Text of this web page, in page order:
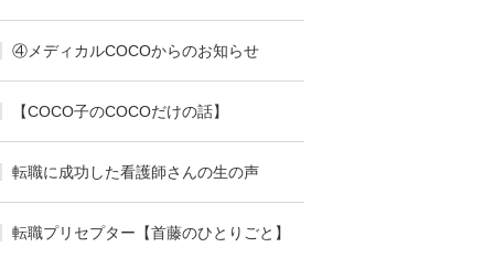
④メディカルCOCOからのお知らせ
【COCO子のCOCOだけの話】
転職に成功した看護師さんの生の声
転職プリセプター【首藤のひとりごと】